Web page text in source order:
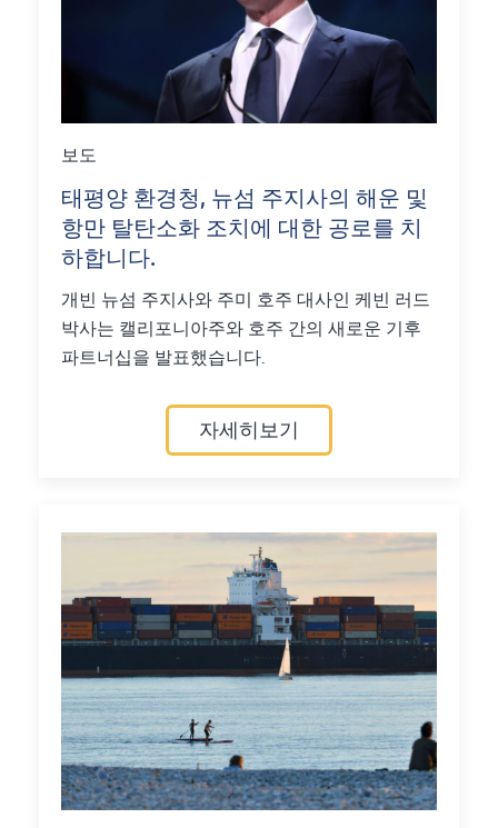
보도
태평양 환경청, 뉴섬 주지사의 해운 및
항만 탈탄소화 조치에 대한 공로를 치
하합니다.
개빈 뉴섬 주지사와 주미 호주 대사인 케빈 러드
박사는 캘리포니아주와 호주 간의 새로운 기후
파트너십을 발표했습니다.
자세히보기